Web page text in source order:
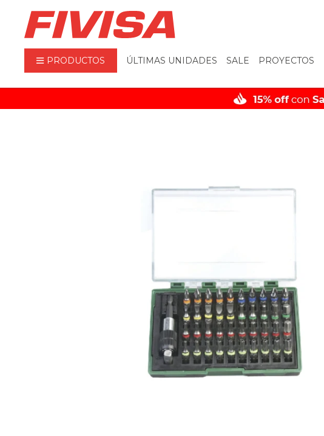
PRODUCTOS ÚLTIMAS UNIDADES SALE PROYECTOS